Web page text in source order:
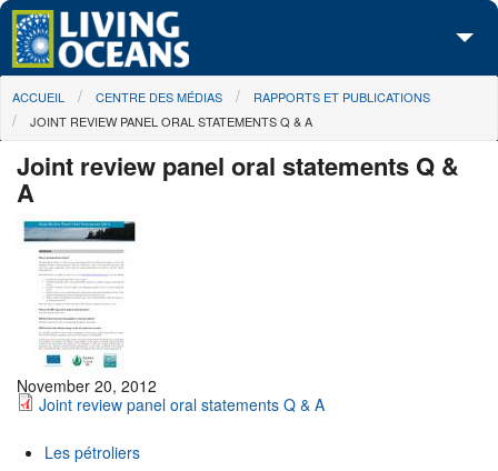
Skip to main content
À propos de nous
Centre des Médias
Les Cartes
Passez à l'action
You are here
ACCUEIL CENTRE DES MÉDIAS
RAPPORTS ET PUBLICATIONS
JOINT REVIEW PANEL ORAL STATEMENTS Q & A
Joint review panel oral statements Q &
A
November 20, 2012
Joint review panel oral statements Q & A
Les pétroliers